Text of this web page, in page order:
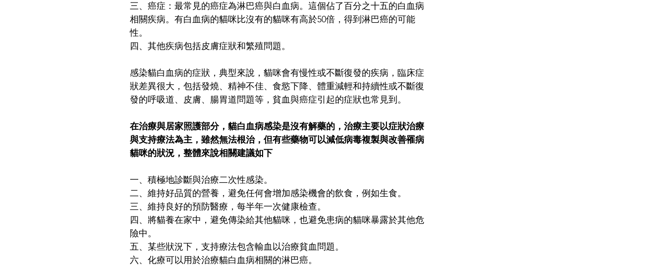
三、癌症：最常見的癌症為淋巴癌與白血病。這個佔了百分之十五的白血病
相關疾病。有白血病的貓咪比沒有的貓咪有高於50倍，得到淋巴癌的可能
性。
四、其他疾病包括皮膚症狀和繁殖問題。
感染貓白血病的症狀，典型來說，貓咪會有慢性或不斷復發的疾病，臨床症
狀差異很大，包括發燒、精神不佳、食慾下降、體重減輕和持續性或不斷復
發的呼吸道、皮膚、腸胃道問題等，貧血與癌症引起的症狀也常見到。
在治療與居家照護部分，貓白血病感染是沒有解藥的，治療主要以症狀治療
與支持療法為主，雖然無法根治，但有些藥物可以減低病毒複製與改善罹病
貓咪的狀況，整體來說相關建議如下
一、積極地診斷與治療二次性感染。
二、維持好品質的營養，避免任何會增加感染機會的飲食，例如生食。
三、維持良好的預防醫療，每半年一次健康檢查。
四、將貓養在家中，避免傳染給其他貓咪，也避免患病的貓咪暴露於其他危
險中。
五、某些狀況下，支持療法包含輸血以治療貧血問題。
六、化療可以用於治療貓白血病相關的淋巴癌。